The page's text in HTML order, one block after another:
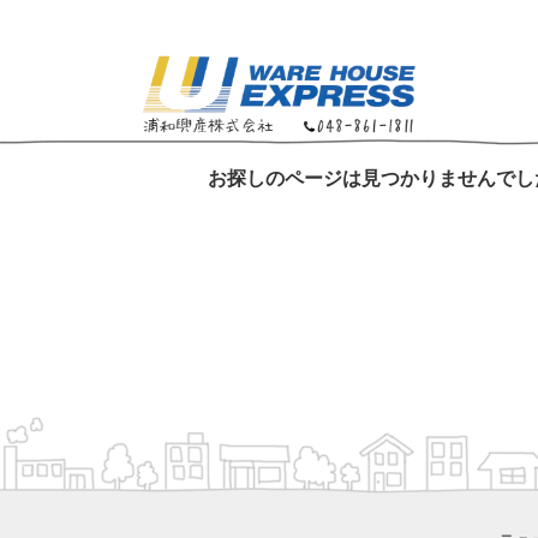
お探しのページは見つかりませんでし